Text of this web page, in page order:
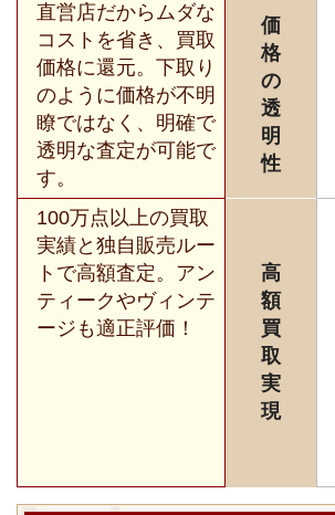
直営店だからムダな
コストを省き、買取
価格に還元。下取り
のように価格が不明
瞭ではなく、明確で
透明な査定が可能で
す。
価
格
の
透
明
性
100万点以上の買取
実績と独自販売ルー
トで高額査定。アン
ティークやヴィンテ
ージも適正評価！
高
額
買
取
実
現